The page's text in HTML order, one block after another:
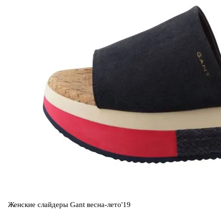
Женские слайдеры Gant весна-лето'19